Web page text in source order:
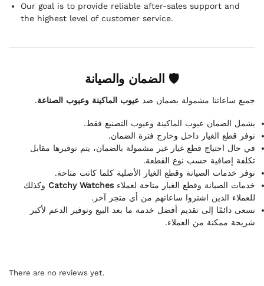
Our goal is to provide reliable after-sales support and
the highest level of customer service.
🛡 الضمان والصيانة
جميع ساعاتنا مشمولة بضمان ضد عيوب الماكينة وعيوب الصناعة.
يشمل الضمان عيوب الماكينة وعيوب التصنيع فقط.
نوفر قطع الغيار داخل وخارج فترة الضمان.
في حال احتياج قطع غيار غير مشمولة بالضمان، يتم توفيرها مقابل
تكلفة إضافية حسب نوع القطعة.
نوفر خدمات الصيانة وقطع الغيار الأصلية كلما كانت متاحة.
خدمات الصيانة وقطع الغيار متاحة لعملاءCatchy Watches وكذلك
للعملاء الذين اشتروا ساعاتهم من أي متجر آخر.
نسعى دائمًا إلى تقديم أفضل خدمة ما بعد البيع وتوفير الدعم لأكبر
شريحة ممكنة من العملاء.
There are no reviews yet.